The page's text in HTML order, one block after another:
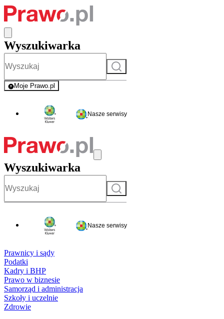
Wyszukiwarka
Szukaj
Moje Prawo.pl
- rejestracja i logowanie do serwisu
Nasze serwisy
Wyszukiwarka
Szukaj
Nasze serwisy
Prawnicy i sądy
Podatki
Kadry i BHP
Prawo w biznesie
Samorząd i administracja
Szkoły i uczelnie
Zdrowie